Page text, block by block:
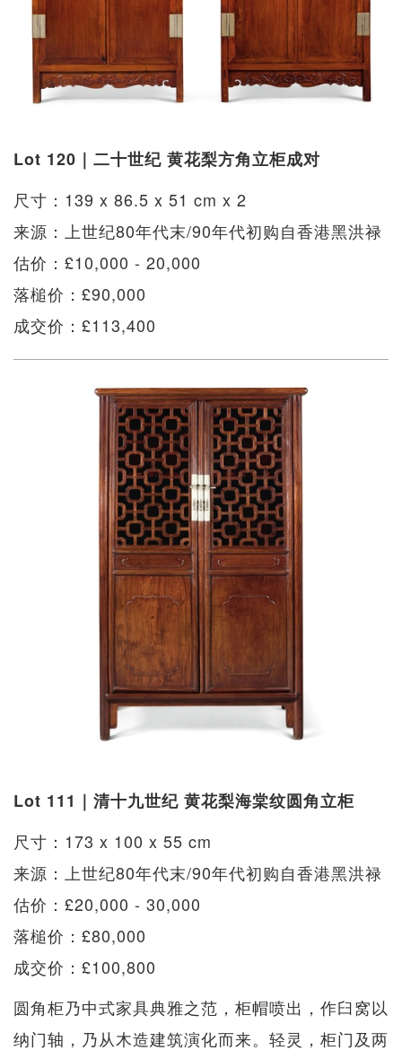
Lot 120｜二十世纪 黄花梨方角立柜成对
尺寸：139 x 86.5 x 51 cm x 2
来源：上世纪80年代末/90年代初购自香港黑洪禄
估价：£10,000 - 20,000
落槌价：£90,000
成交价：£113,400
Lot 111｜清十九世纪 黄花梨海棠纹圆角立柜
尺寸：173 x 100 x 55 cm
来源：上世纪80年代末/90年代初购自香港黑洪禄
估价：£20,000 - 30,000
落槌价：£80,000
成交价：£100,800
圆角柜乃中式家具典雅之范，柜帽喷出，作臼窝以
纳门轴，乃从木造建筑演化而来。轻灵，柜门及两